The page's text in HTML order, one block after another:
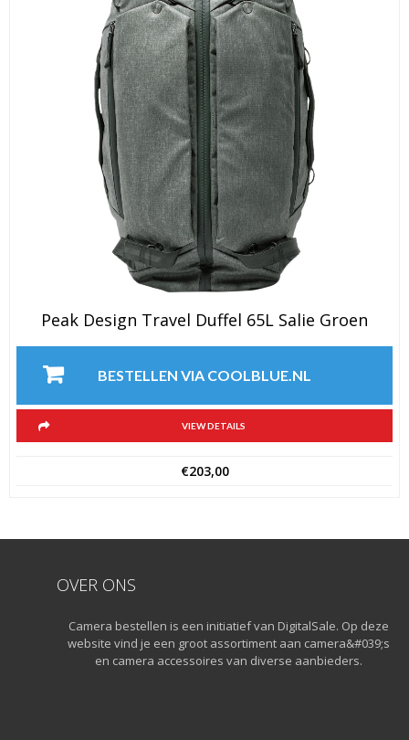
Peak Design Travel Duffel 65L Salie Groen
BESTELLEN VIA COOLBLUE.NL
VIEW DETAILS
€203,00
OVER ONS
Camera bestellen is een initiatief van DigitalSale. Op deze
website vind je een groot assortiment aan camera&#039;s
en camera accessoires van diverse aanbieders.